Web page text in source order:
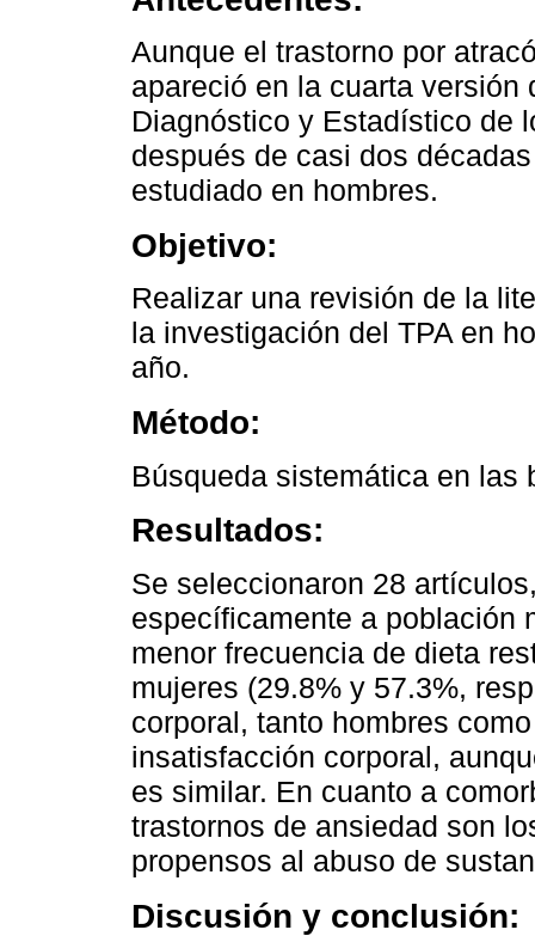
Aunque el trastorno por
apareció en la cuarta versión
Diagnóstico y Estadístico de
después de casi dos
estudiado en hombres.
Objetivo:
Realizar una revisión de la
la investigación del TPA en
año.
Método:
Búsqueda sistemática en las
Resultados:
Se seleccionaron 28
específicamente a población
menor frecuencia de dieta
mujeres (29.8% y 57.3%,
corporal, tanto hombres
insatisfacción corporal,
es similar. En cuanto a
trastornos de ansiedad son
propensos al abuso de
Discusión y conclusión: